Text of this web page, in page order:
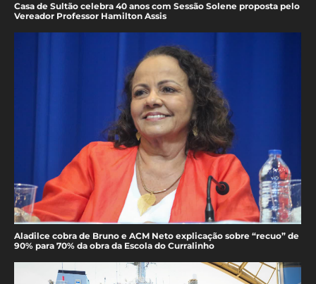
Casa de Sultão celebra 40 anos com Sessão Solene proposta pelo
Vereador Professor Hamilton Assis
Aladilce cobra de Bruno e ACM Neto explicação sobre “recuo” de
90% para 70% da obra da Escola do Curralinho